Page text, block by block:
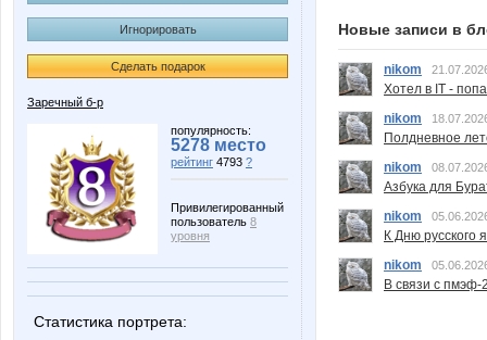
Игнорировать
Сделать подарок
Заречный б-р
популярность:
5278 место
рейтинг 4793 ?
Привилегированный
пользователь 8
уровня
Статистика портрета:
Новые записи в
nikom
Хотел в IT -
nikom
Полдневное
nikom
Азбука для
nikom
К Дню русского
nikom
В связи с пмэф-